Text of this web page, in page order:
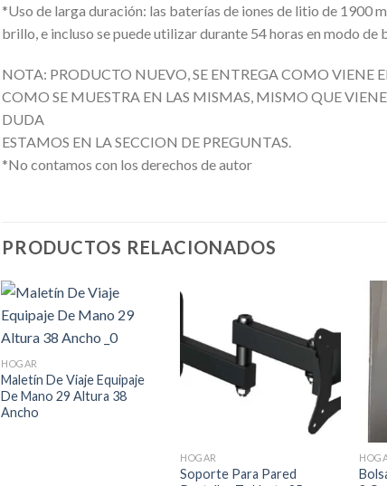
*Uso de larga duración: las baterías de iones de litio de 1900
brillo, e incluso se puede utilizar durante 54 horas en modo de
NOTA: PRODUCTO NUEVO, SE ENTREGA COMO VIENE
COMO SE MUESTRA EN LAS MISMAS, MISMO QUE
DUDA
ESTAMOS EN LA SECCION DE PREGUNTAS.
*No contamos con los derechos de autor
PRODUCTOS RELACIONADOS
Añadir
HOGAR
Maletín De Viaje Equipaje
De Mano 29 Altura 38
Ancho
Añadir
a la
lista de
deseos
HOGAR
Soporte Para Pared